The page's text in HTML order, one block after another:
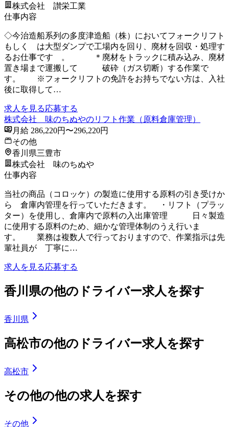
株式会社 讃栄工業
仕事内容
◇今治造船系列の多度津造船（株）においてフォークリフト
もしく は大型ダンプで工場内を回り、廃材を回収・処理す
るお仕事です 。 ＊廃材をトラックに積み込み、廃材
置き場まで運搬して 破砕（ガス切断）する作業で
す。 ※フォークリフトの免許をお持ちでない方は、入社
後に取得して…
求人を見る応募する
株式会社 味のちぬやのリフト作業（原料倉庫管理）
月給 286,220円〜296,220円
その他
香川県三豊市
株式会社 味のちぬや
仕事内容
当社の商品（コロッケ）の製造に使用する原料の引き受けか
ら 倉庫内管理を行っていただきます。 ・リフト（プラッ
ター）を使用し、倉庫内で原料の入出庫管理 日々製造
に使用する原料のため、細かな管理体制のうえ行いま
す。 業務は複数人で行っておりますので、作業指示は先
輩社員が 丁寧に…
求人を見る応募する
香川県の他のドライバー求人を探す
香川県
高松市の他のドライバー求人を探す
高松市
その他の他の求人を探す
その他